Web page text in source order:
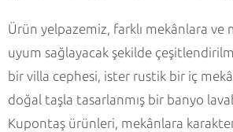
Ürün yelpazemiz, farklı mekânlara ve
uyum sağlayacak şekilde
bir villa cephesi, ister rustik bir iç
doğal taşla tasarlanmış bir banyo
Kupontaş ürünleri, mekânlara